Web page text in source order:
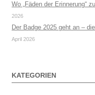
Wo „Fäden der Erinnerung“
2026
Der Badge 2025 geht an –
April 2026
KATEGORIEN